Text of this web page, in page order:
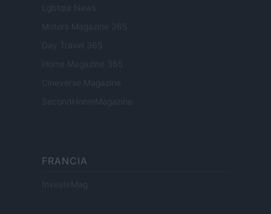
Lgbtqia News
Motors Magazine 365
Day Travel 365
Home Magazine 365
Cineverse Magazine
SecondHomeMagazine
FRANCIA
InvestirMag